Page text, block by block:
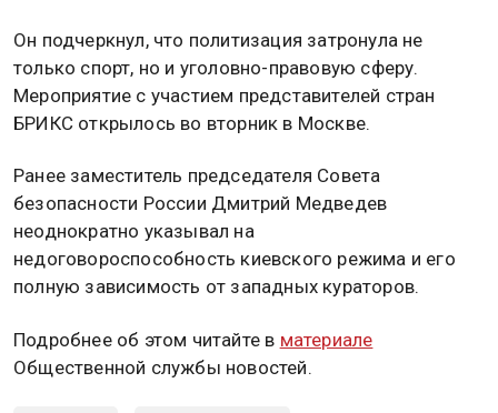
Он подчеркнул, что политизация затронула не
только спорт, но и уголовно-правовую сферу.
Мероприятие с участием представителей стран
БРИКС открылось во вторник в Москве.
Ранее заместитель председателя Совета
безопасности России Дмитрий Медведев
неоднократно указывал на
недоговороспособность киевского режима и его
полную зависимость от западных кураторов.
Подробнее об этом читайте в материале
Общественной службы новостей.